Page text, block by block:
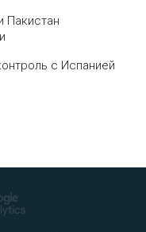
Пакистан
с Испанией